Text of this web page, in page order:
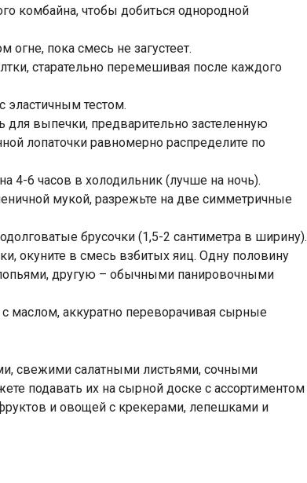
комбайна, чтобы добиться однородной
огне, пока смесь не загустеет.
старательно перемешивая после каждого
эластичным тестом.
выпечки, предварительно застеленную
лопаточки равномерно распределите по
4-6 часов в холодильник (лучше на ночь).
мукой, разрежьте на две симметричные
брусочки (1,5-2 сантиметра в ширину).
окуните в смесь взбитых яиц. Одну половину
другую – обычными панировочными
маслом, аккуратно переворачивая сырные
свежими салатными листьями, сочными
подавать их на сырной доске с ассортиментом
и овощей с крекерами, лепешками и